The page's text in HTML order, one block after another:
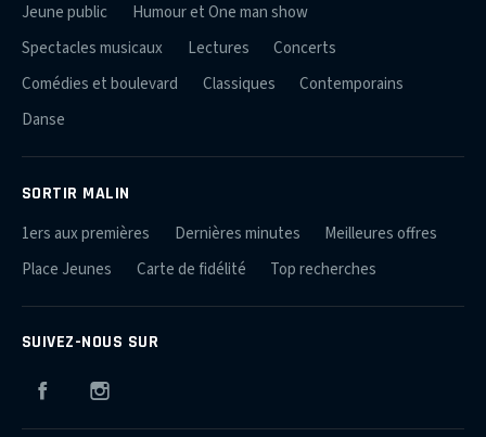
Jeune public
Humour et One man show
Spectacles musicaux
Lectures
Concerts
Comédies et boulevard
Classiques
Contemporains
Danse
SORTIR MALIN
1ers aux premières Dernières minutes
Meilleures offres
Place Jeunes
Carte de fidélité Top recherches
SUIVEZ-NOUS SUR
Facebook